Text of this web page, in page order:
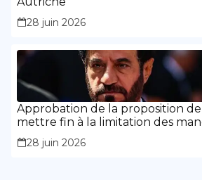
28 juin 2026
Approbation de la proposition de
mettre fin à la limitation des
présidence
28 juin 2026